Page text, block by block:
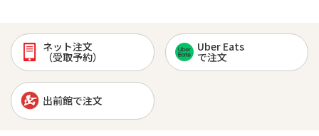
ネット注文
（受取予約）
Uber Eats
で注文
出前館で注文